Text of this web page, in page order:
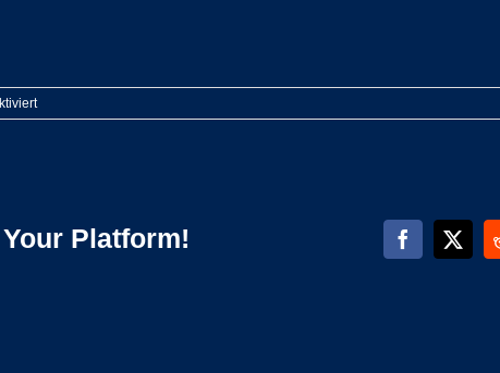
für
IMG_3882
Platform! Facebook
X